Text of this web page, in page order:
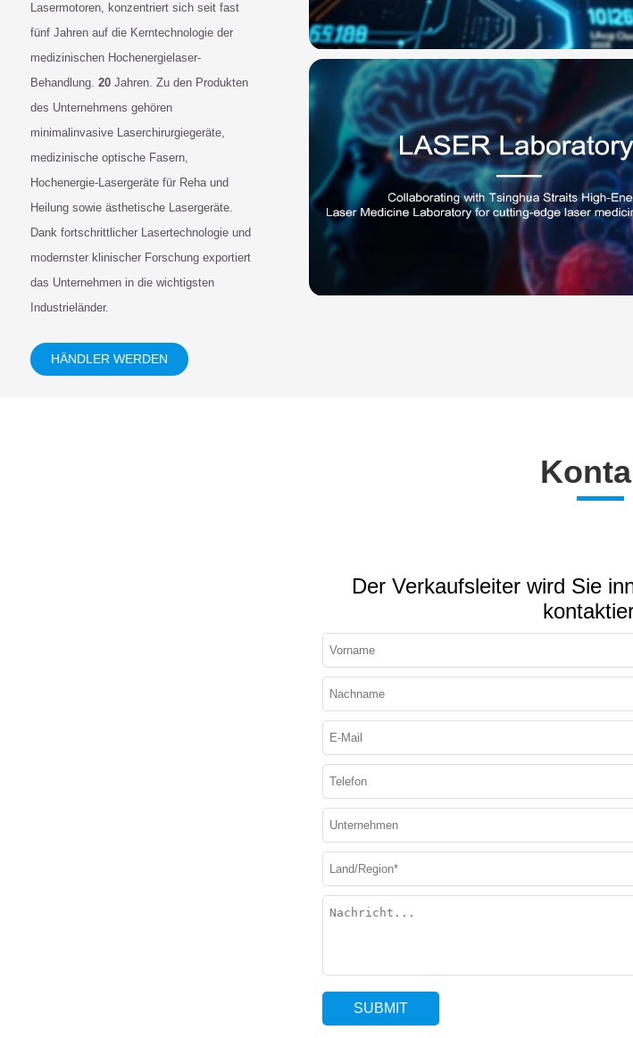
Lasermotoren, konzentriert sich seit fast
fünf Jahren auf die Kerntechnologie der
medizinischen Hochenergielaser-
Behandlung. 20 Jahren. Zu den Produkten
des Unternehmens gehören
minimalinvasive Laserchirurgiegeräte,
medizinische optische Fasern,
Hochenergie-Lasergeräte für Reha und
Heilung sowie ästhetische Lasergeräte.
Dank fortschrittlicher Lasertechnologie und
modernster klinischer Forschung exportiert
das Unternehmen in die wichtigsten
Industrieländer.
HÄNDLER WERDEN
Der Verkaufsleiter wird Sie